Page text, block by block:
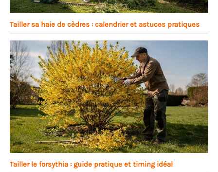
Tailler sa haie de cèdres : calendrier et astuces pratiques
Tailler le forsythia : guide pratique et timing idéal